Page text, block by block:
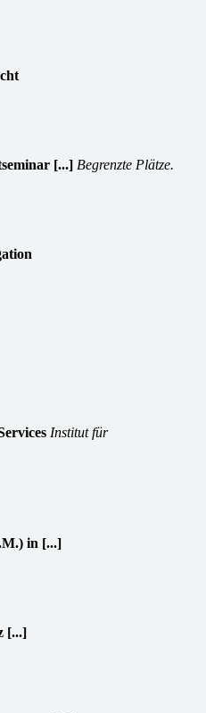
[...] Begrenzte Plätze.
Institut für
in [...]
[...]